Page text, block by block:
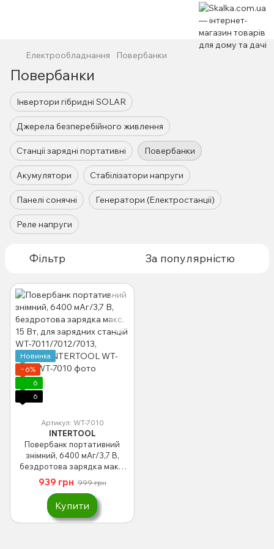
Електрообладнання Повербанки
Повербанки
Інвертори гібридні SOLAR
Джерела безперебійного живлення
Станції зарядні портативні Повербанки
Акумулятори Стабілізатори напруги
Панелі сонячні Генератори (Електростанції)
Реле напруги
Фільтр За популярністю
Новинка
−6%
6
6
Артикул: WT-7010
INTERTOOL
Повербанк портативний
знімний, 6400 мАг/3,7 В,
бездротова зарядка макс.
15 Вт, для зарядних станцій
WT-7011/7012/7013, STORM
INTERTOOL WT-7010
939 грн 999 грн
Купити